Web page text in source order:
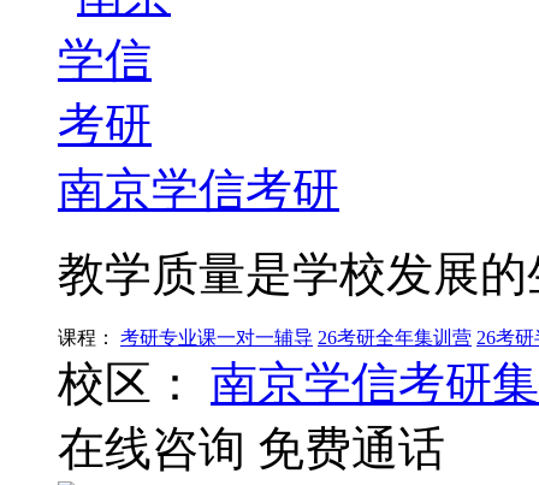
南京学信考研
教学质量是学校发展
课程： 考研专业课一对一辅导 26考研全年集训营 26考
校区：
南京学信考研
在线咨询 免费通话